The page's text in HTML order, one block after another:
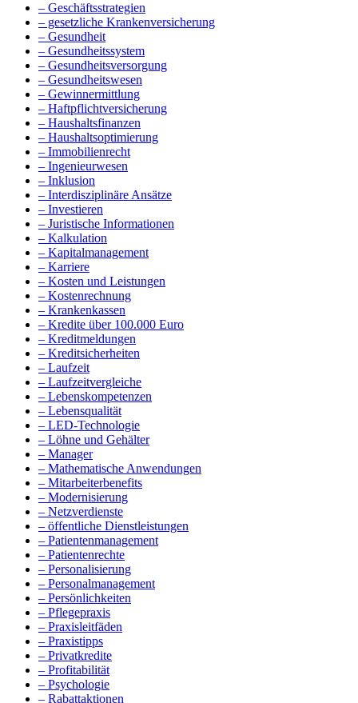
– Geschäftsstrategien
– gesetzliche Krankenversicherung
– Gesundheit
– Gesundheitssystem
– Gesundheitsversorgung
– Gesundheitswesen
– Gewinnermittlung
– Haftpflichtversicherung
– Haushaltsfinanzen
– Haushaltsoptimierung
– Immobilienrecht
– Ingenieurwesen
– Inklusion
– Interdisziplinäre Ansätze
– Investieren
– Juristische Informationen
– Kalkulation
– Kapitalmanagement
– Karriere
– Kosten und Leistungen
– Kostenrechnung
– Krankenkassen
– Kredite über 100.000 Euro
– Kreditmeldungen
– Kreditsicherheiten
– Laufzeit
– Laufzeitvergleiche
– Lebenskompetenzen
– Lebensqualität
– LED-Technologie
– Löhne und Gehälter
– Manager
– Mathematische Anwendungen
– Mitarbeiterbenefits
– Modernisierung
– Netzverdienste
– öffentliche Dienstleistungen
– Patientenmanagement
– Patientenrechte
– Personalisierung
– Personalmanagement
– Persönlichkeiten
– Pflegepraxis
– Praxisleitfäden
– Praxistipps
– Privatkredite
– Profitabilität
– Psychologie
– Rabattaktionen